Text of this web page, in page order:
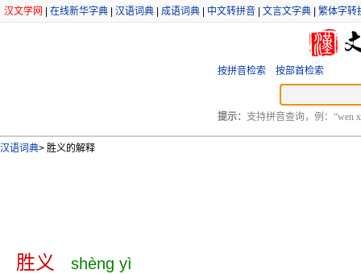
汉文学网 在线新华字典 汉语词典 成语词典 中文转拼音 文言文字典 繁体字转
按拼音检索 按部首检索
提示： 支持拼音查询，例：“wen
汉语词典> 胜义的解释
胜义 shèng yì